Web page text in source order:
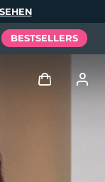
BESTSELLERS
Benutzerkonto